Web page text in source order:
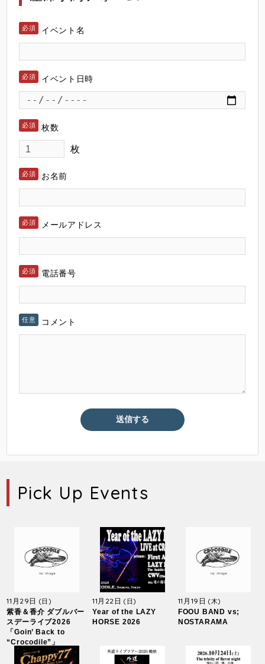
イベント名
イベント日時
枚数
枚
お名前
メールアドレス
電話番号
コメント
Pick Up Events
11月29日 (日)
紫香＆香介 ダブルバー
スデーライブ2026
「Goin’ Back to
“Crocodile”」
11月22日(日)
Year of the LAZY
HORSE 2026
11月19日 (木)
FOOU BAND vs;
NOSTARAMA